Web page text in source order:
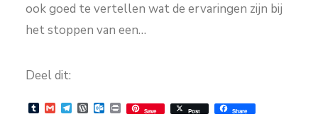
ook goed te vertellen wat de ervaringen zijn bij
het stoppen van een…
Deel dit:
Tumblr
GmailTelegram
WordPress
Outlook.com
PrintSave Post Share